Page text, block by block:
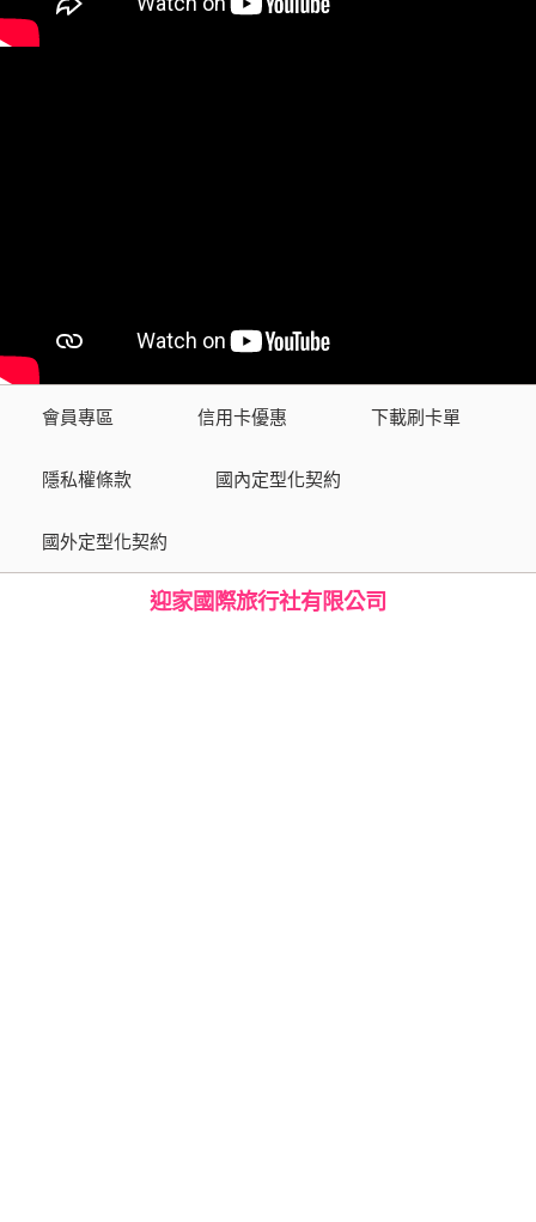
會員專區 信用卡優惠 下載刷卡單
隱私權條款 國內定型化契約
國外定型化契約
迎家國際旅行社有限公司